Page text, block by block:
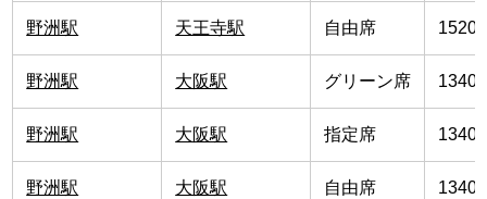
野洲駅 天王寺駅 自由席 1520
野洲駅 大阪駅 グリーン席 1340
野洲駅 大阪駅 指定席 1340
野洲駅 大阪駅 自由席 1340